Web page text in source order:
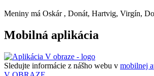
Meniny má Oskár , Donát, Hartvig, Virgín,
Mobilná aplikácia
Sledujte informácie z nášho webu v mobilnej